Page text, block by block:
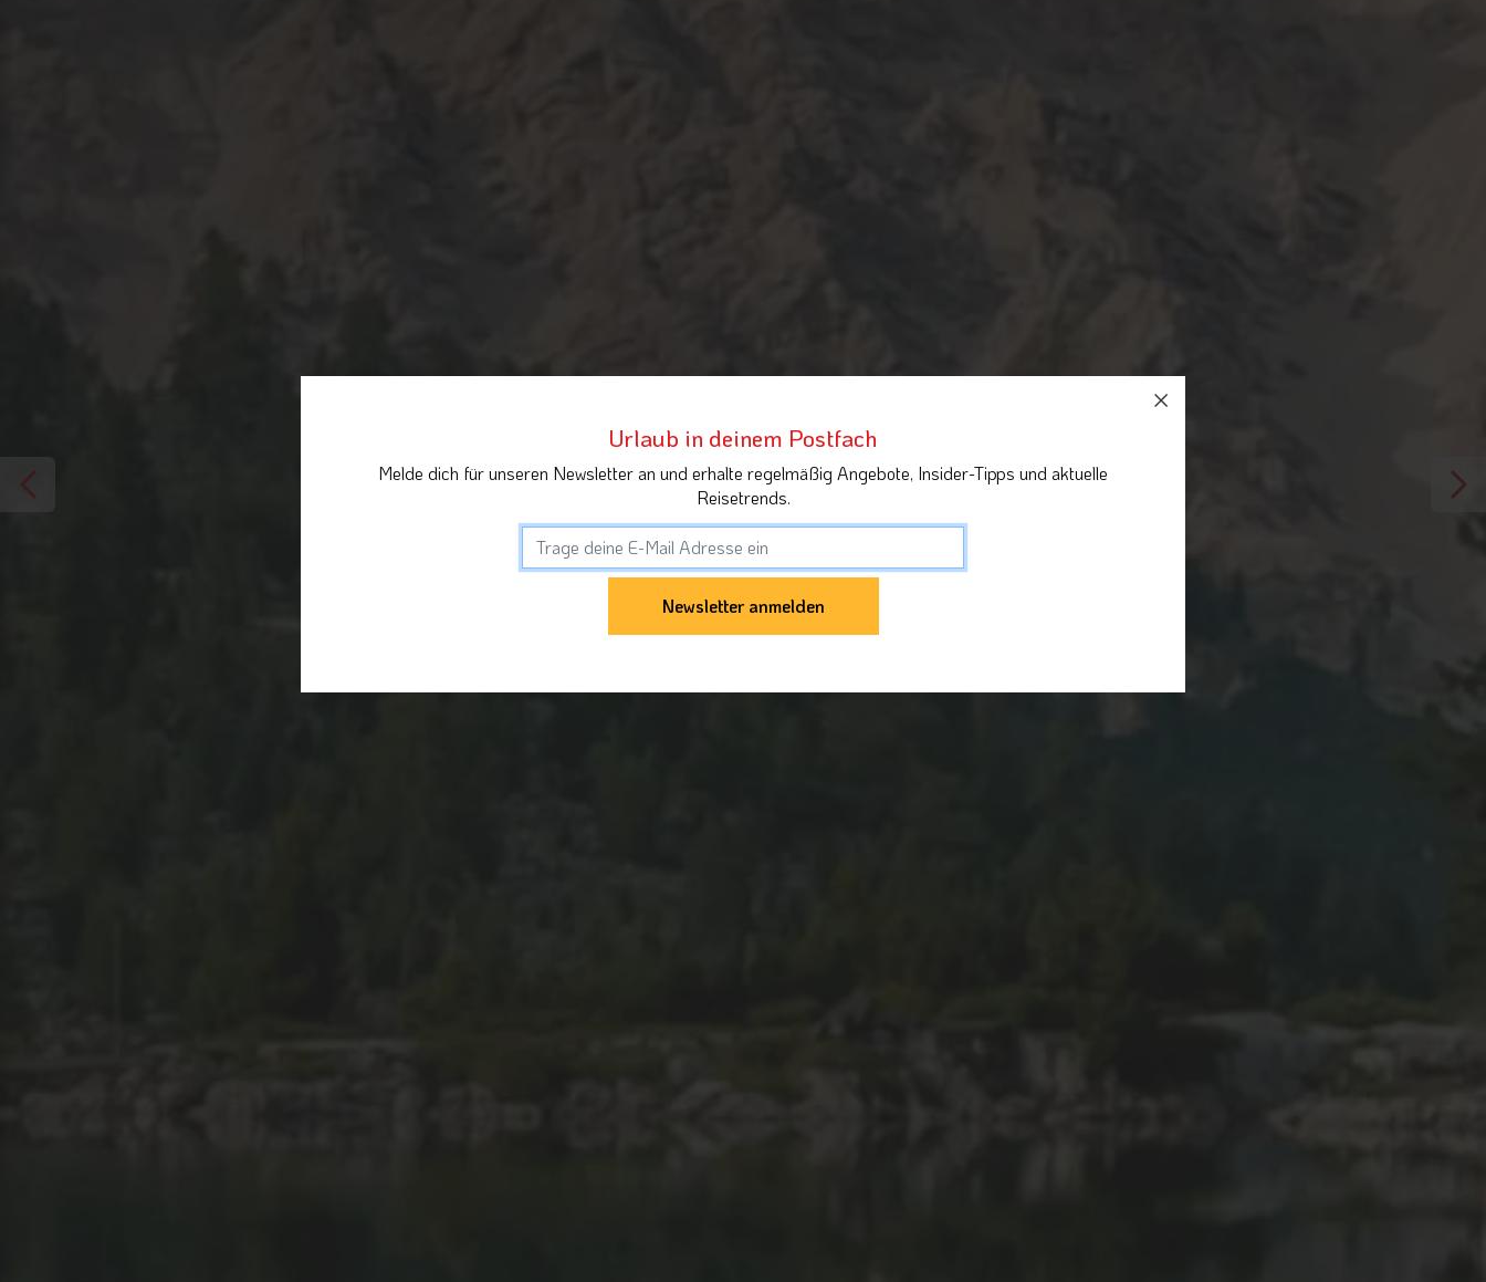
Urlaub in deinem Postfach
Melde dich für unseren Newsletter an und erhalte regelmäßig Angebote, Insider-Tipps und aktuelle
Reisetrends.